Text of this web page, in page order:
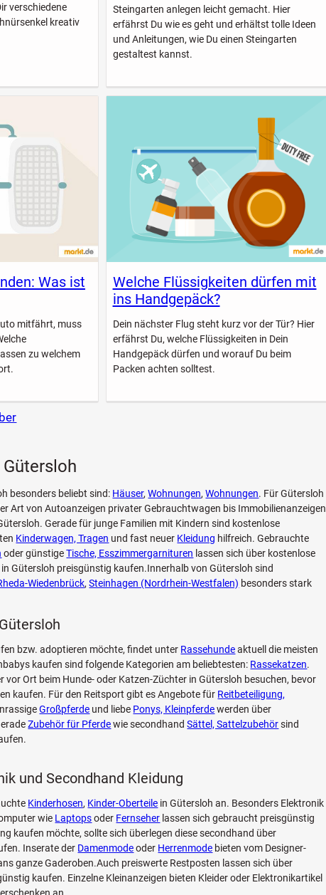
verschiedene
kreativ
Steingarten anlegen leicht gemacht. Hier
erfährst Du wie es geht und erhältst tolle Ideen
und Anleitungen, wie Du einen Steingarten
gestaltest kannst.
Was ist
mitfährt, muss
zu welchem
Welche Flüssigkeiten dürfen mit
ins Handgepäck?
Dein nächster Flug steht kurz vor der Tür? Hier
erfährst Du, welche Flüssigkeiten in Dein
Handgepäck dürfen und worauf Du beim
Packen achten solltest.
besonders beliebt sind: Häuser,Wohnungen,Wohnungen. Für Gütersloh
Art von Autoanzeigen privater Gebrauchtwagen bis Immobilienanzeigen
Gerade für junge Familien mit Kindern sind kostenlose
Kinderwagen, Tragen und fast neuer Kleidung hilfreich. Gebrauchte
oder günstigeTische, Esszimmergarnituren lassen sich über kostenlose
Gütersloh preisgünstig kaufen.Innerhalb von Gütersloh sind
Wiedenbrück,Steinhagen (Nordrhein-Westfalen) besonders stark
bzw. adoptieren möchte, findet unter Rassehundeaktuell die meisten
kaufen sind folgende Kategorien am beliebtesten: Rassekatzen.
vor Ort beim Hunde- oder Katzen-Züchter in Gütersloh besuchen, bevor
kaufen. Für den Reitsport gibt es Angebote für Reitbeteiligung,
Großpferde und liebe Ponys, Kleinpferdewerden über
Zubehör für Pferdewie secondhandSättel, Sattelzubehörsind
und Secondhand Kleidung
Kinderhosen, Kinder-Oberteile in Gütersloh an. Besonders Elektronik
wie Laptopsoder Fernseher lassen sich gebraucht preisgünstig
kaufen möchte, sollte sich überlegen diese secondhand über
Inserate der Damenmodeoder Herrenmode bieten vom Designer-
ganze Gaderoben.Auch preiswerte Restposten lassen sich über
kaufen. Einzelne Kleinanzeigen bieten Kleider oder Elektronikartikel
an.